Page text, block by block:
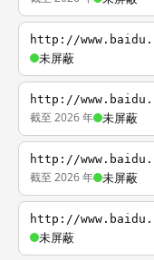
http://
未屏蔽
http://
截至 2026 年 未屏蔽
http://
截至 2026 年 未屏蔽
http://
未屏蔽